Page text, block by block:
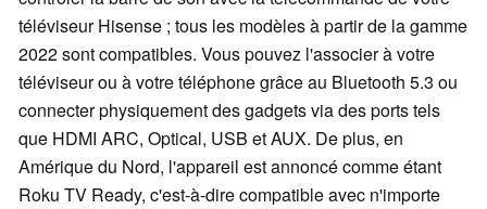
téléviseur Hisense ; tous les modèles à partir de la gamme
2022 sont compatibles. Vous pouvez l'associer à votre
téléviseur ou à votre téléphone grâce au Bluetooth 5.3 ou
connecter physiquement des gadgets via des ports tels
que HDMI ARC, Optical, USB et AUX. De plus, en
Amérique du Nord, l'appareil est annoncé comme étant
Roku TV Ready, c'est-à-dire compatible avec n'importe